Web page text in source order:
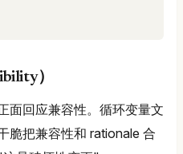
）
面回应兼容性。循环变量文
把兼容性和 rationale 合